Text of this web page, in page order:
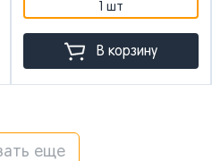
1 шт
В корзину
еще